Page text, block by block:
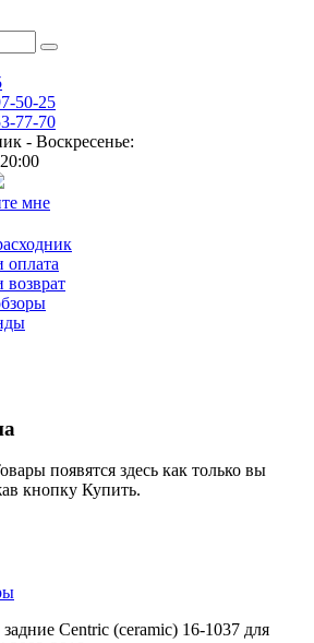
50-25
77-70
- Воскресенье:
мне
оплата
возврат
появятся здесь как только вы
кнопку Купить.